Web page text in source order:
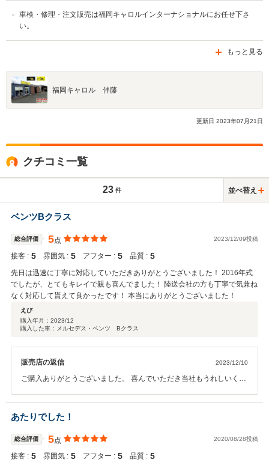
車検・修理・注文販売は福岡キャロルインターナショナルにお任せ下さ
い。
もっと見る
福岡キャロル 伴藤
更新日 2023年07 月21 日
クチコミ一覧
23 件 並べ替え
ベンツBクラス
総合評価 5点 2023/12/09投稿
接客 : 5 雰囲気 : 5 アフター : 5 品質 : 5
先日は迅速に丁寧に対応していただきありがとうございました！ 2016年式
でしたが、とてもキレイで親も喜んでました！ 陸送会社の方も丁寧で気兼ね
なく対応して貰えて良かったです！ 本当にありがとうございました！
えび
購入年月： 2023/12
購入した車：メルセデス・ベンツ Bクラス
販売店の返信 2023/12/10
ご購入ありがとうございました。 喜んでいただき当社もうれしいく思
あたりでした！
総合評価 5点 2020/08/28投稿
接客 : 5 雰囲気 : 5 アフター : 5 品質 : 5